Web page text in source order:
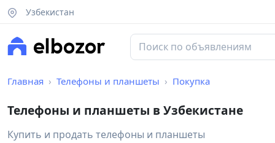
Узбекистан
Главная Телефоны и планшеты Покупка
Телефоны и планшеты в Узбекистане
Купить и продать телефоны и планшеты